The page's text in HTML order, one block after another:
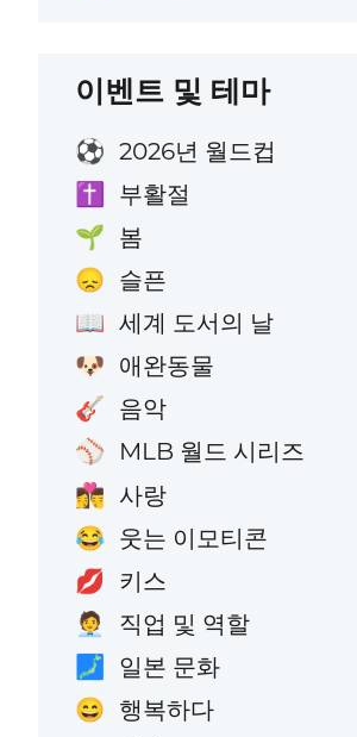
이벤트 및 테마
⚽ 2026년 월드컵
✝️ 부활절
🌱 봄
😞 슬픈
📖 세계 도서의 날
🐶 애완동물
🎸 음악
⚾ MLB 월드 시리즈
👩‍❤️‍💋‍👨 사랑
😂 웃는 이모티콘
💋 키스
🧑‍💼 직업 및 역할
🗾 일본 문화
😄 행복하다